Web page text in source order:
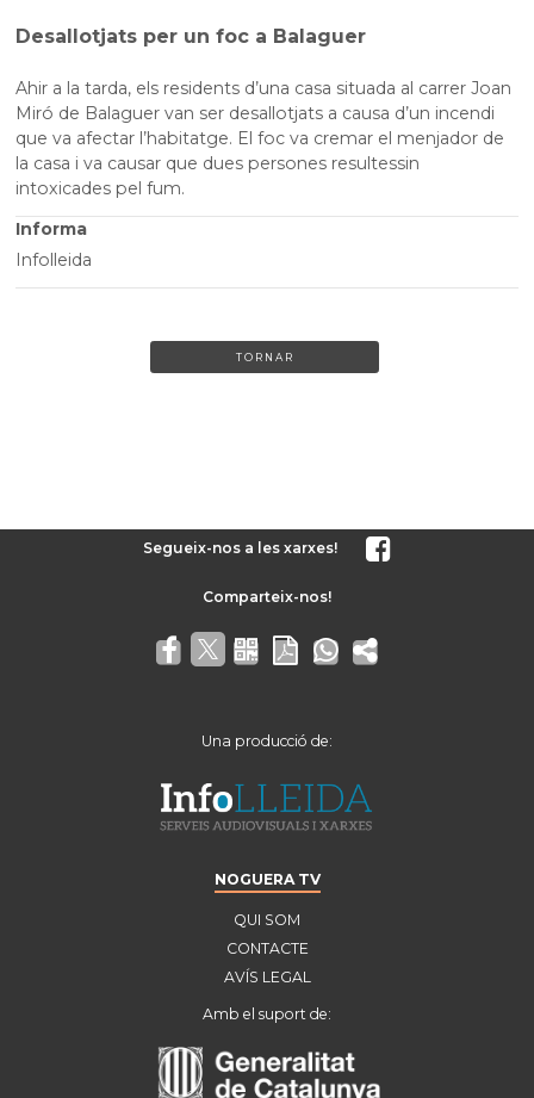
Desallotjats per un foc a Balaguer
Ahir a la tarda, els residents d’una casa situada al carrer Joan
Miró de Balaguer van ser desallotjats a causa d’un incendi
que va afectar l’habitatge. El foc va cremar el menjador de
la casa i va causar que dues persones resultessin
intoxicades pel fum.
Informa
Infolleida
TORNAR
Segueix-nos a les xarxes!
Una producció de:
NOGUERA TV
QUI SOM
CONTACTE
AVÍS LEGAL
Amb el suport de: